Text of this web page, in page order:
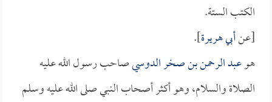
الكتب الستة.
[عنأبي هريرة].
هوعبد الرحمن بن صخر الدوسيصاحب رسول الله عليه
الصلاة والسلام، وهو أكثر أصحاب النبي صلى الله عليه وسلم